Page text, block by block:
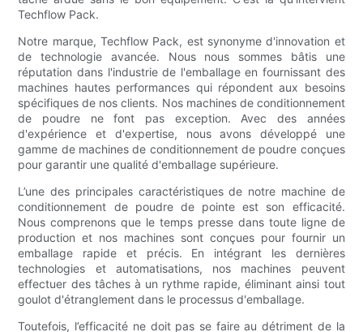
Techflow Pack.
Notre marque, Techflow Pack, est synonyme d'innovation et
de technologie avancée. Nous nous sommes bâtis une
réputation dans l'industrie de l'emballage en fournissant des
machines hautes performances qui répondent aux besoins
spécifiques de nos clients. Nos machines de conditionnement
de poudre ne font pas exception. Avec des années
d'expérience et d'expertise, nous avons développé une
gamme de machines de conditionnement de poudre conçues
pour garantir une qualité d'emballage supérieure.
L’une des principales caractéristiques de notre machine de
conditionnement de poudre de pointe est son efficacité.
Nous comprenons que le temps presse dans toute ligne de
production et nos machines sont conçues pour fournir un
emballage rapide et précis. En intégrant les dernières
technologies et automatisations, nos machines peuvent
effectuer des tâches à un rythme rapide, éliminant ainsi tout
goulot d'étranglement dans le processus d'emballage.
Toutefois, l’efficacité ne doit pas se faire au détriment de la